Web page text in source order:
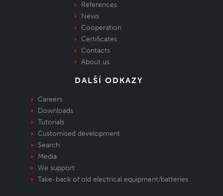
References
News
Cooperation
Certificates
Contacts
About us
DALŠÍ ODKAZY
Careers
Downloads
Tutorials
Customised development
Search
Media
We support
Take-back of old electrical equipment/batteries